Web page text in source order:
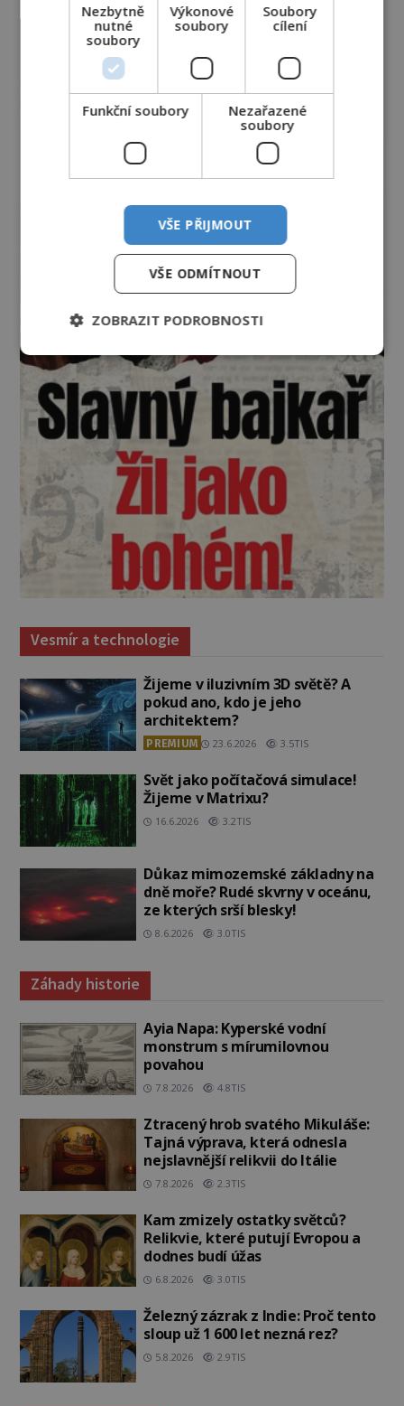
Vesmír a technologie
Žijeme v iluzivním 3D světě? A
pokud ano, kdo je jeho
architektem?
PREMIUM 23.6.2026 3.5TIS
Svět jako počítačová simulace!
Žijeme v Matrixu?
16.6.2026 3.2TIS
Důkaz mimozemské základny na
dně moře? Rudé skvrny v oceánu,
ze kterých srší blesky!
8.6.2026 3.0TIS
Záhady historie
Ayia Napa: Kyperské vodní
monstrum s mírumilovnou
povahou
7.8.2026 4.8TIS
Ztracený hrob svatého Mikuláše:
Tajná výprava, která odnesla
nejslavnější relikvii do Itálie
7.8.2026 2.3TIS
Kam zmizely ostatky světců?
Relikvie, které putují Evropou a
dodnes budí úžas
6.8.2026 3.0TIS
Železný zázrak z Indie: Proč tento
sloup už 1 600 let nezná rez?
5.8.2026 2.9TIS
Nezbytně
nutné
soubory
Výkonové
soubory
Soubory
cílení
Funkční soubory
Nezařazené
soubory
VŠE PŘIJMOUT
VŠE ODMÍTNOUT
ZOBRAZIT PODROBNOSTI